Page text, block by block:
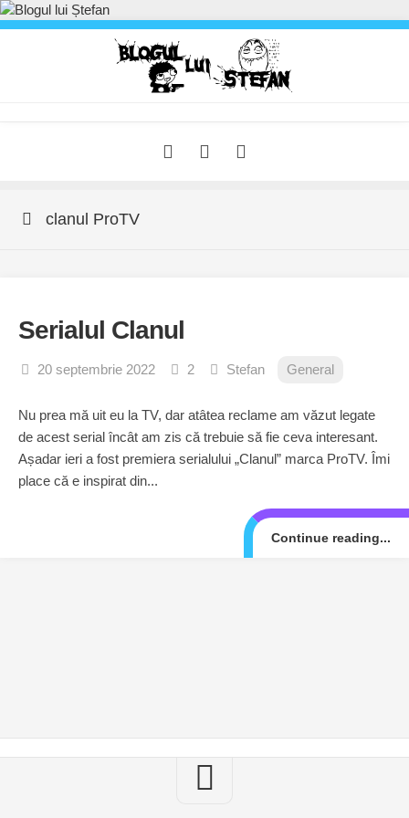
Skip
to
clanul ProTV
Serialul Clanul
20 septembrie 2022 2 Stefan General
Nu prea mă uit eu la TV, dar atâtea reclame am văzut legate
de acest serial încât am zis că trebuie să fie ceva interesant.
Așadar ieri a fost premiera serialului „Clanul” marca ProTV. Îmi
place că e inspirat din...
Continue reading...